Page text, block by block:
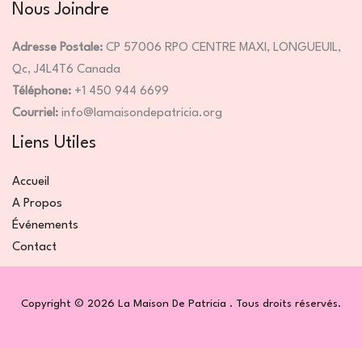
Nous Joindre
Adresse Postale: CP 57006 RPO CENTRE MAXI, LONGUEUIL,
Qc, J4L4T6 Canada
Téléphone: +1 450 944 6699
Courriel: info@lamaisondepatricia.org
Liens Utiles
Accueil
A Propos
Événements
Contact
Copyright © 2026 La Maison De Patricia . Tous droits réservés.